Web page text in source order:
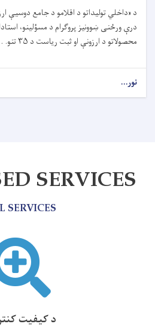
د «داخلي تولیداتو د اقلامو د جامع دوسیې
درې ورځنی ښوونیز پروګرام د مسؤلینو،
محصولاتو د ارزونې او ثبت ریاست د ۳۵تنو.
نور...
SERVICES
SERVICES
د کیفیت